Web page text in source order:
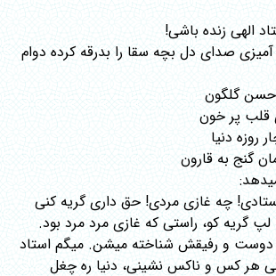
الهی زنده باشی!
آمیزی صدای دل بچه سقا را بدرقه کرده دوام
حسن گلگون
قلب پر خون
روزه دنیا
گنج به قارون
چه غازی مردی! حق داری گریه کنی
لپ گریه کو، راستی که غازی مرد مرد بود.
دوست و رفیقش شناخته میشن. میگم استاد
هر کس و ناکس نشینی، دنیا ره چغل